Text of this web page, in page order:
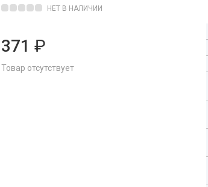
Бенгальские огни
Бенгальские огни
Фонтаны в торт
Фонтаны сценические
НЕТ В НАЛИЧИИ
371 ₽
Товар отсутствует